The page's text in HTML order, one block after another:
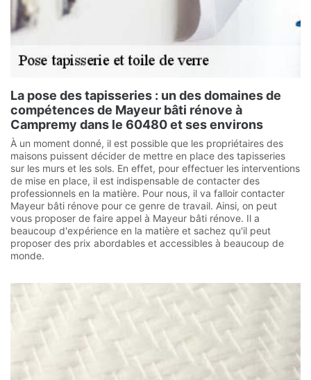
La pose des tapisseries : un des domaines de
compétences de Mayeur bâti rénove à
Campremy dans le 60480 et ses environs
À un moment donné, il est possible que les propriétaires des
maisons puissent décider de mettre en place des tapisseries
sur les murs et les sols. En effet, pour effectuer les interventions
de mise en place, il est indispensable de contacter des
professionnels en la matière. Pour nous, il va falloir contacter
Mayeur bâti rénove pour ce genre de travail. Ainsi, on peut
vous proposer de faire appel à Mayeur bâti rénove. Il a
beaucoup d'expérience en la matière et sachez qu'il peut
proposer des prix abordables et accessibles à beaucoup de
monde.